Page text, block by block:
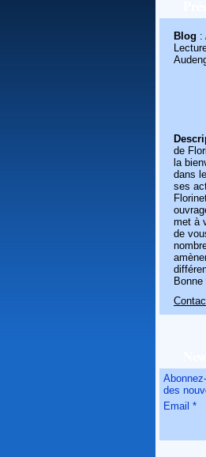
Blog :
de
la
dans
ses
met à
de
des
Email